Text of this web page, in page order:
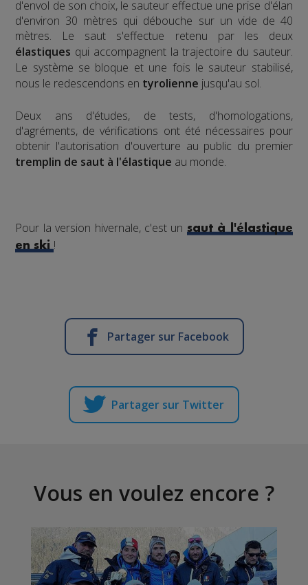
d'envol de son choix, le sauteur effectue une prise d'élan
d'environ 30 mètres qui débouche sur un vide de 40
mètres. Le saut s'effectue retenu par les deux
élastiques qui accompagnent la trajectoire du sauteur.
Le système se bloque et une fois le sauteur stabilisé,
nous le redescendons en tyrolienne jusqu'au sol.
​Deux ans d'études, de tests, d'homologations,
d'agréments, de vérifications ont été nécessaires pour
obtenir l'autorisation d'ouverture au public du premier
tremplin de saut à l'élastique au monde.
Pour la version hivernale, c'est un saut à l'élastique
en ski !
Partager sur Facebook
Partager sur Twitter
Vous en voulez encore ?